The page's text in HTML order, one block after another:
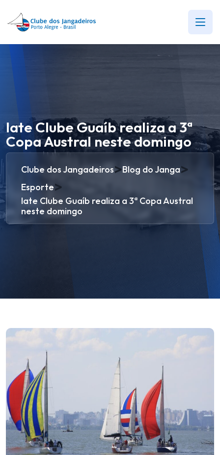
Iate Clube Guaíb realiza a 3ª
Copa Austral neste domingo
Clube dos Jangadeiros>Blog do Janga>
Esporte>
Iate Clube Guaíb realiza a 3ª Copa Austral
neste domingo